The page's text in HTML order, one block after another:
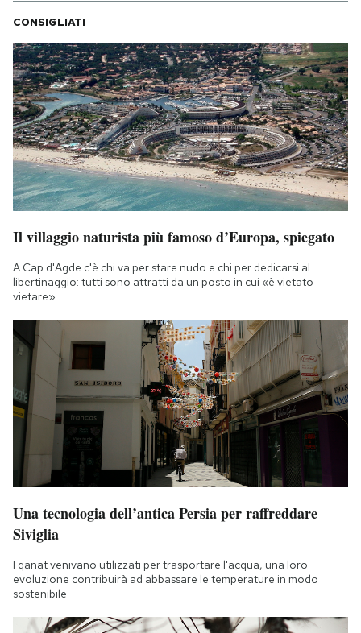
CONSIGLIATI
Il villaggio naturista più famoso d’Europa, spiegato
A Cap d'Agde c'è chi va per stare nudo e chi per dedicarsi al
libertinaggio: tutti sono attratti da un posto in cui «è vietato
vietare»
Una tecnologia dell’antica Persia per raffreddare
Siviglia
I qanat venivano utilizzati per trasportare l'acqua, una loro
evoluzione contribuirà ad abbassare le temperature in modo
sostenibile